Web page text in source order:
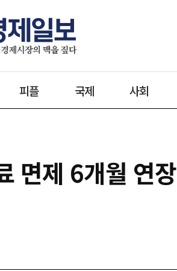
피플 국제 사회
면제 6개월 연장